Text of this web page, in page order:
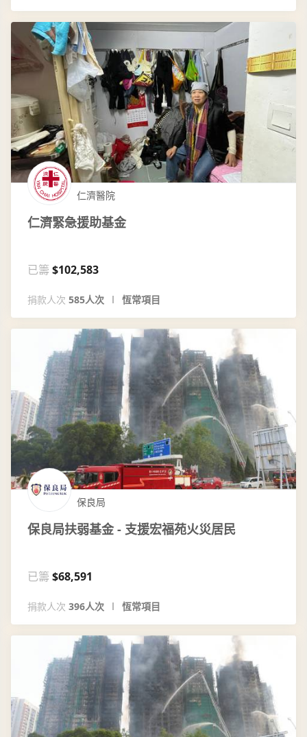
仁濟醫院
仁濟緊急援助基金
已籌 $102,583
捐款人次 585人次 恆常項目
保良局
保良局扶弱基金 - 支援宏福苑火災居民
已籌 $68,591
捐款人次 396人次 恆常項目